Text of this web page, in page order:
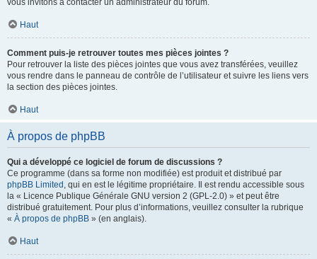
vous invitons à contacter un administrateur du forum.
Haut
Comment puis-je retrouver toutes mes pièces jointes ?
Pour retrouver la liste des pièces jointes que vous avez transférées, veuillez
vous rendre dans le panneau de contrôle de l’utilisateur et suivre les liens vers
la section des pièces jointes.
Haut
À propos de phpBB
Qui a développé ce logiciel de forum de discussions ?
Ce programme (dans sa forme non modifiée) est produit et distribué par
phpBB Limited , qui en est le légitime propriétaire. Il est rendu accessible sous
la « Licence Publique Générale GNU version 2 (GPL-2.0) » et peut être
distribué gratuitement. Pour plus d’informations, veuillez consulter la rubrique
« À propos de phpBB » (en anglais).
Haut